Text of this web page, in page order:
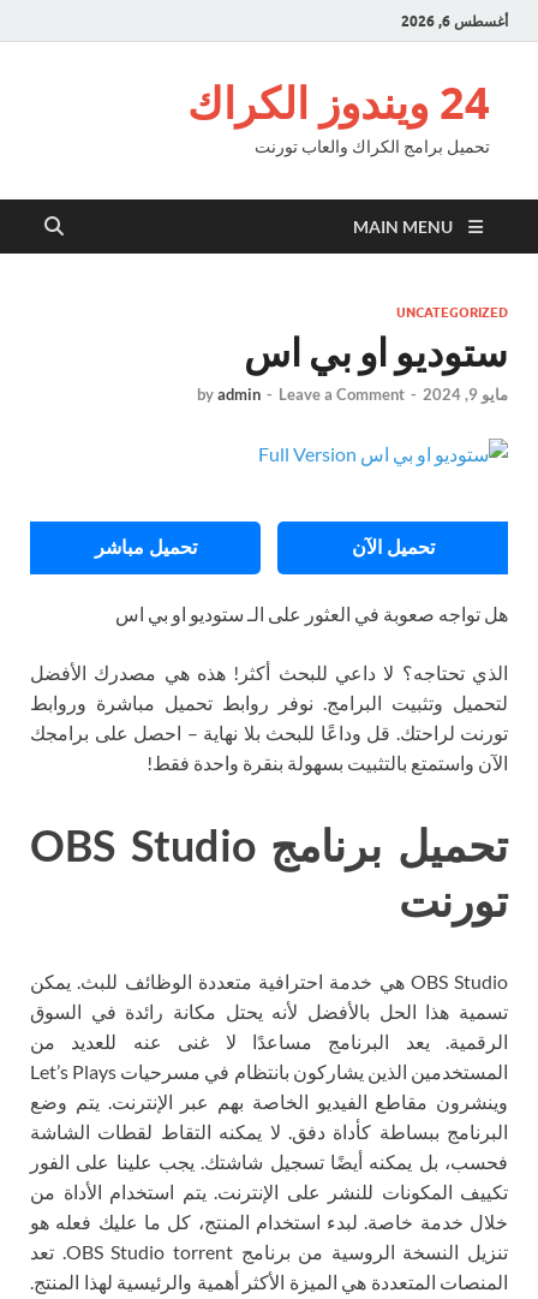
أغسطس 6, 2026
24 ويندوز الكراك
تحميل برامج الكراك والعاب تورنت
MAIN MENU
UNCATEGORIZED
ستوديو او بي اس
مايو 9, 2024 -
byadmin - Leave a Comment
تحميل الآن تحميل مباشر
هل تواجه صعوبة في العثور على الـ ستوديو او بي اس
الذي تحتاجه؟ لا داعي للبحث أكثر! هذه هي مصدرك الأفضل
لتحميل وتثبيت البرامج. نوفر روابط تحميل مباشرة وروابط
تورنت لراحتك. قل وداعًا للبحث بلا نهاية – احصل على برامجك
الآن واستمتع بالتثبيت بسهولة بنقرة واحدة فقط!
تحميل برنامج OBS Studio
تورنت
OBS Studio هي خدمة احترافية متعددة الوظائف للبث. يمكن
تسمية هذا الحل بالأفضل لأنه يحتل مكانة رائدة في السوق
الرقمية. يعد البرنامج مساعدًا لا غنى عنه للعديد من
المستخدمين الذين يشاركون بانتظام في مسرحيات Let’s Plays
وينشرون مقاطع الفيديو الخاصة بهم عبر الإنترنت. يتم وضع
البرنامج ببساطة كأداة دفق. لا يمكنه التقاط لقطات الشاشة
فحسب، بل يمكنه أيضًا تسجيل شاشتك. يجب علينا على الفور
تكييف المكونات للنشر على الإنترنت. يتم استخدام الأداة من
خلال خدمة خاصة. لبدء استخدام المنتج، كل ما عليك فعله هو
تنزيل النسخة الروسية من برنامج OBS Studio torrent. تعد
المنصات المتعددة هي الميزة الأكثر أهمية والرئيسية لهذا المنتج.